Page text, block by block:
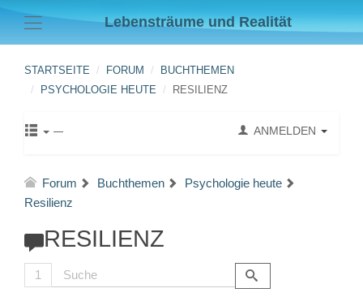
Lebensträume und Realität
STARTSEITE FORUM
BUCHTHEMEN
PSYCHOLOGIE HEUTE
RESILIENZ
ANMELDEN
Forum Buchthemen
Psychologie heute
Resilienz
RESILIENZ
1